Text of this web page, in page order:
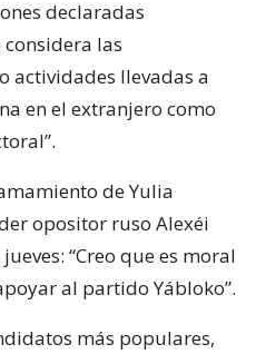
declaradas
considera las
actividades llevadas a
en el extranjero como
de Yulia
opositor ruso Alexéi
“Creo que es moral
al partido Yábloko”.
más populares,